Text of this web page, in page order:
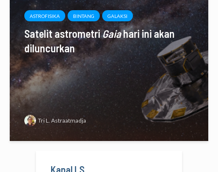
ASTROFISIKA BINTANG GALAKSI
Satelit astrometriGaiahari ini akan
diluncurkan
Tri L. Astraatmadja
Kanal LS